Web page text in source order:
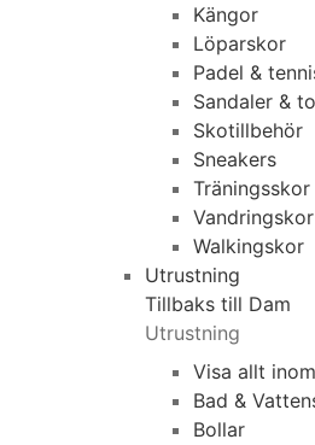
Kängor
Löparskor
Padel &
Sandaler &
Skotillbehör
Sneakers
Träningsskor
Vandringskor
Walkingskor
Utrustning
Tillbaks till Dam
Utrustning
Visa allt
Bad &
Bollar